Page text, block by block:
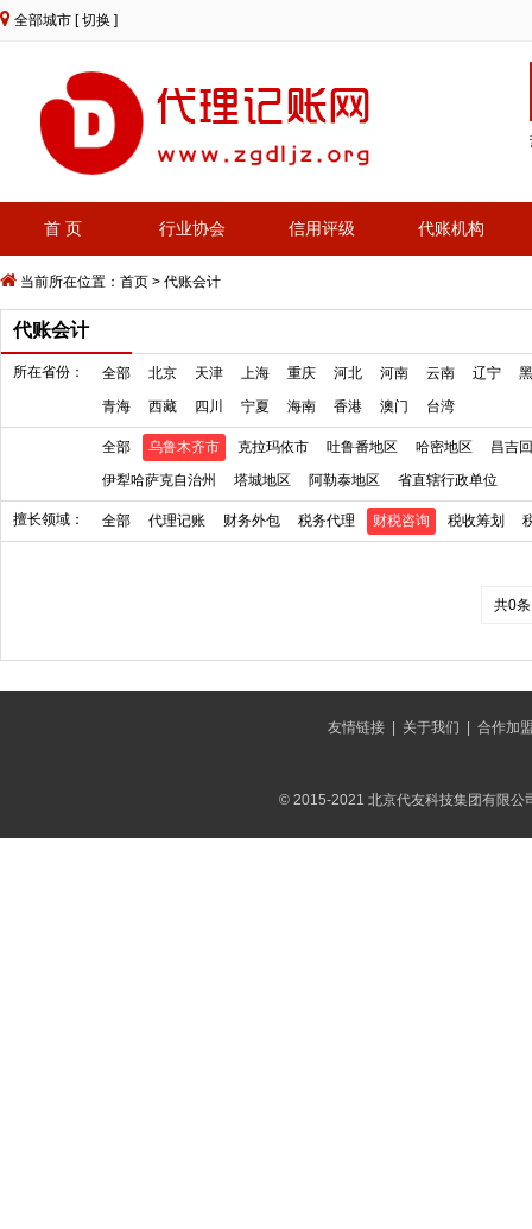
全部城市 [ 切换 ]
首 页 行业协会 信用评级 代账机构
当前所在位置： 首页 > 代账会计
代账会计
所在省份： 全部 北京 天津 上海 重庆 河北 河南 云南 辽宁
青海
西藏 四川 宁夏 海南 香港 澳门 台湾
全部 乌鲁木齐市 克拉玛依市 吐鲁番地区 哈密地区
昌吉
伊犁哈萨克自治州
塔城地区 阿勒泰地区 省直辖行政单位
擅长领域： 全部 代理记账 财务外包 税务代理 财税咨询 税收筹划
共0条
友情链接| 关于我们 合作加
© 2015-2021 北京代友科技集团有限